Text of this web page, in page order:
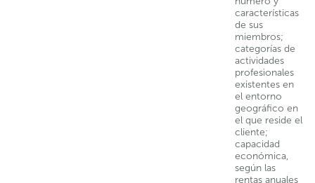
características
de sus
miembros;
categorías de
actividades
profesionales
existentes en
el entorno
geográfico en
el que reside el
cliente;
capacidad
económica,
según las
rentas anuales